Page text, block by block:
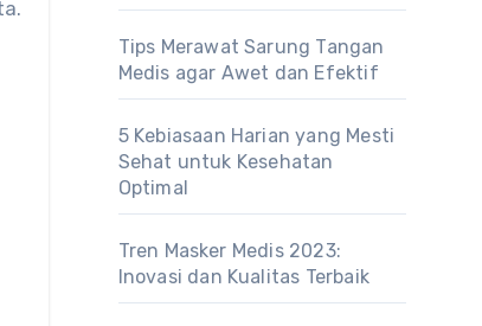
Tips Merawat Sarung Tangan
Medis agar Awet dan Efektif
5 Kebiasaan Harian yang Mesti
Sehat untuk Kesehatan
Optimal
Tren Masker Medis 2023:
Inovasi dan Kualitas Terbaik